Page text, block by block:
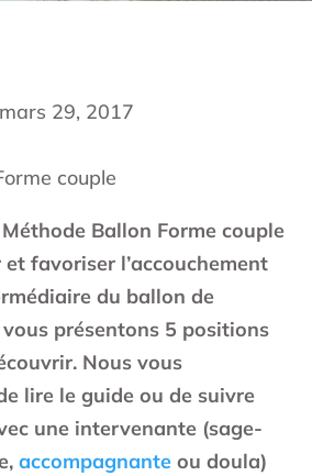
mars 29, 2017
couple
Ballon Forme couple
favoriser l’accouchement
du ballon de
présentons 5 positions
Nous vous
lire le guide ou de suivre
une intervenante (sage-
accompagnante ou doula)